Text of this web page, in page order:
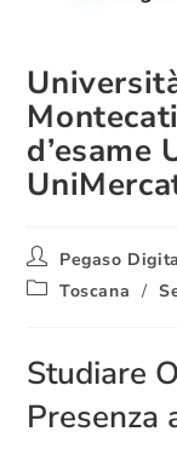
d’esame
Pegaso
Toscana /
Studiare
Presenza